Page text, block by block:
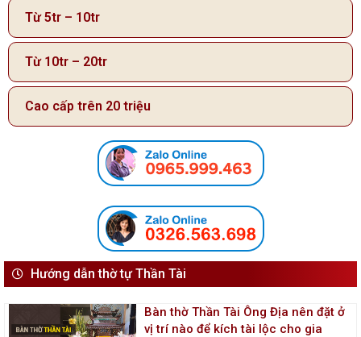
Từ 5tr – 10tr
Từ 10tr – 20tr
Cao cấp trên 20 triệu
Hướng dẫn thờ tự Thần Tài
Bàn thờ Thần Tài Ông Địa nên đặt ở
vị trí nào để kích tài lộc cho gia